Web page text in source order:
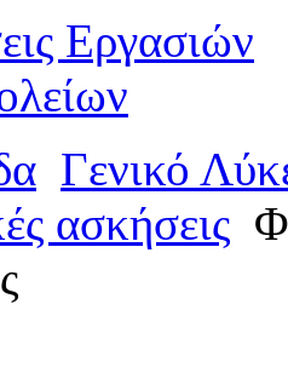
Εργασιών
Γενικό
ασκήσεις